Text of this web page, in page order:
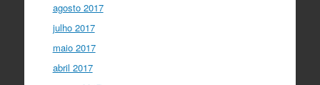
agosto 2017
julho 2017
maio 2017
abril 2017